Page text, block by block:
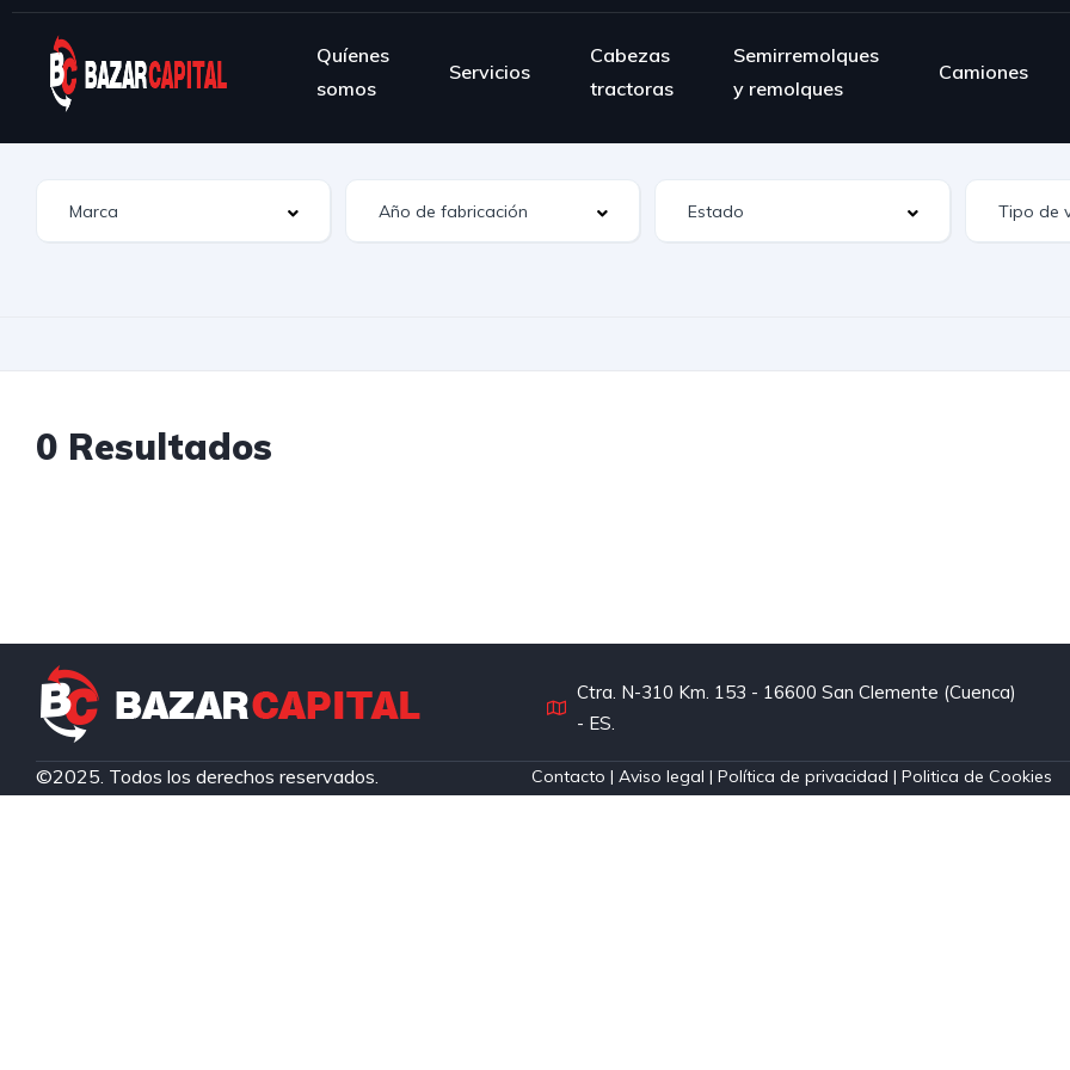
Quíenes
somos
Servicios
Cabezas
tractoras
Semirremolques
y remolques
Camiones
0 Resultados
Ctra. N-310 Km. 153 - 16600 San Clemente (Cuenca)
- ES.
©2025. Todos los derechos reservados. Contacto | Aviso legal |Política de privacidad |Politica de Cookies